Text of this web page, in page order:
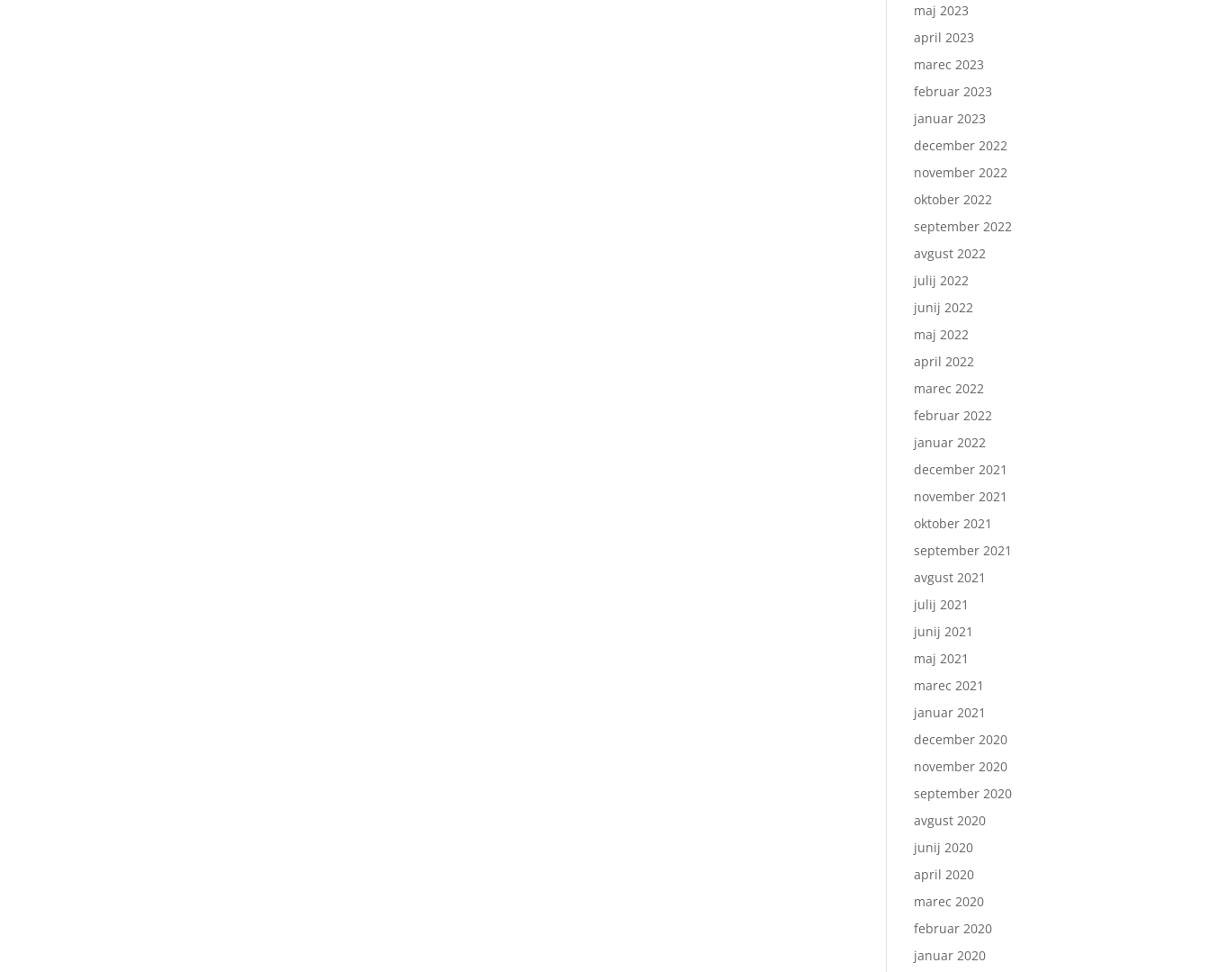
maj 2023
april 2023
marec 2023
februar 2023
januar 2023
december 2022
november 2022
oktober 2022
september 2022
avgust 2022
julij 2022
junij 2022
maj 2022
april 2022
marec 2022
februar 2022
januar 2022
december 2021
november 2021
oktober 2021
september 2021
avgust 2021
julij 2021
junij 2021
maj 2021
marec 2021
januar 2021
december 2020
november 2020
september 2020
avgust 2020
junij 2020
april 2020
marec 2020
februar 2020
januar 2020